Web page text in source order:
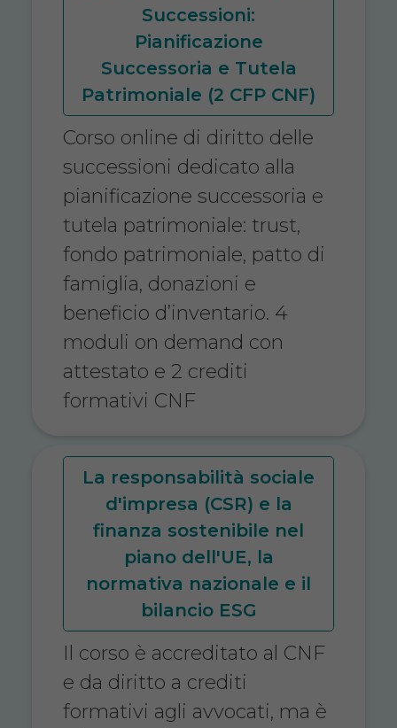
Successioni:
Pianificazione
Successoria e Tutela
Patrimoniale (2 CFP CNF)
Corso online di diritto delle
successioni dedicato alla
pianificazione successoria e
tutela patrimoniale: trust,
fondo patrimoniale, patto di
famiglia, donazioni e
beneficio d’inventario. 4
moduli on demand con
attestato e 2 crediti
formativi CNF
La responsabilità sociale
d'impresa (CSR) e la
finanza sostenibile nel
piano dell'UE, la
normativa nazionale e il
bilancio ESG
Il corso è accreditato al CNF
e da diritto a crediti
formativi agli avvocati, ma è